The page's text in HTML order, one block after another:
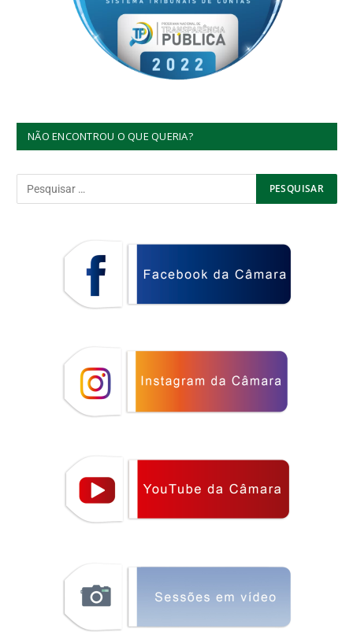
NÃO ENCONTROU O QUE QUERIA?